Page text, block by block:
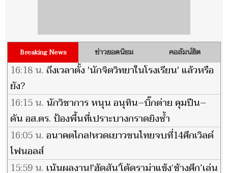
Breaking News ข่าวยอดนิยม คอลัมน์ฮิต
16:18 น.ถึงเวลาตั้ง 'นักจิตวิทยาในโรงเรียน' แล้วหรือ
ยัง?
16:15 น. นักวิชาการ หนุน อนุทิน–บิ๊กต่าย คุมปืน–
ดัน อส.ตร. ป้องพื้นที่เปราะบางกราดยิงซ้ำ
16:05 น.อนาคตไกล!หวดเยาวชนไทยจบที่14ศึกเวิลด์
ไฟนอลส์
15:59 น. เน้นผลงาน!'ฮัดสัน'โต้ดราม่าแข้ง‘ช้างศึก’เล่น